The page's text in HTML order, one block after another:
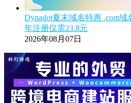
Dynadot夏末域名特惠 .com
年注册仅需23.8元
2026年08月07日